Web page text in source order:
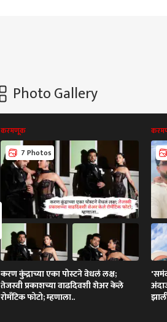
Photo Gallery
करमणूक
7 Photos
करण कुंद्राच्या एका पोस्टने वेधलं लक्ष;
तेजस्वी प्रकाशच्या वाढदिवशी शेअर केले
रोमँटिक फोटो; म्हणाला..